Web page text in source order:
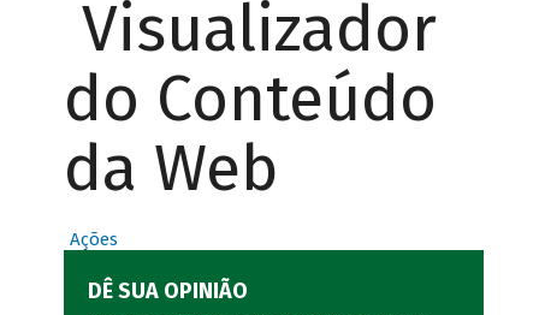
Visualizador
do Conteúdo
da Web
Ações
DÊ SUA OPINIÃO